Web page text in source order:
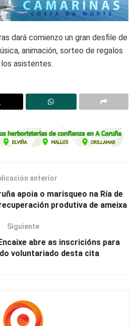
dará comienzo un gran desfile de
animación, sorteo de regalos
asistentes.
anterior
apoia o marisqueo na Ría de
produtiva de ameixa
Siguiente
abre as inscricións para
voluntariado desta cita